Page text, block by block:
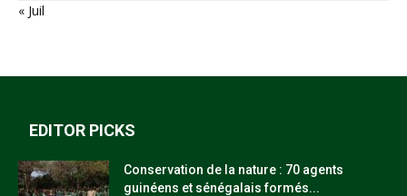
« Juil
EDITOR PICKS
Conservation de la nature : 70 agents
guinéens et sénégalais formés...